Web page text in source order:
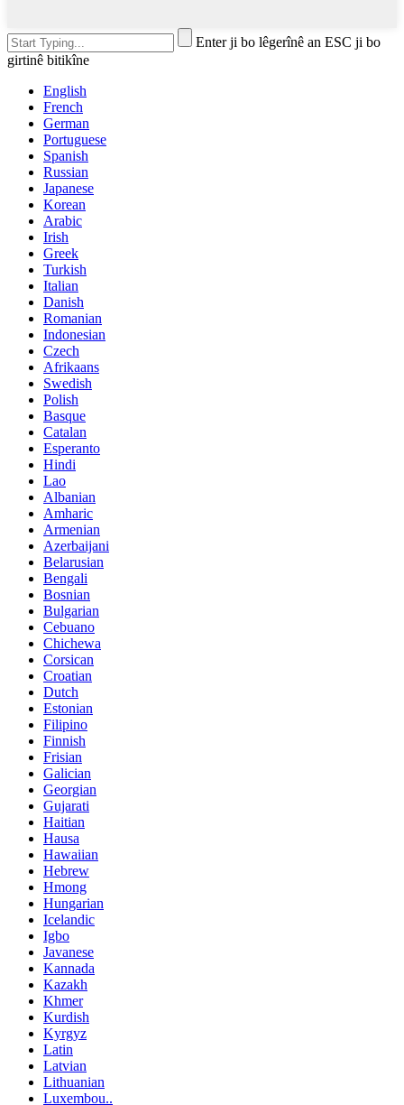
Enter ji bo lêgerînê an ESC ji bo
girtinê bitikîne
English
French
German
Portuguese
Spanish
Russian
Japanese
Korean
Arabic
Irish
Greek
Turkish
Italian
Danish
Romanian
Indonesian
Czech
Afrikaans
Swedish
Polish
Basque
Catalan
Esperanto
Hindi
Lao
Albanian
Amharic
Armenian
Azerbaijani
Belarusian
Bengali
Bosnian
Bulgarian
Cebuano
Chichewa
Corsican
Croatian
Dutch
Estonian
Filipino
Finnish
Frisian
Galician
Georgian
Gujarati
Haitian
Hausa
Hawaiian
Hebrew
Hmong
Hungarian
Icelandic
Igbo
Javanese
Kannada
Kazakh
Khmer
Kurdish
Kyrgyz
Latin
Latvian
Lithuanian
Luxembou..